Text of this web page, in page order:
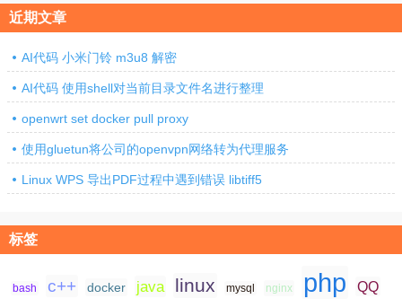
近期文章
AI代码 小米门铃 m3u8 解密
AI代码 使用shell对当前目录文件名进行整理
openwrt set docker pull proxy
使用gluetun将公司的openvpn网络转为代理服务
Linux WPS 导出PDF过程中遇到错误 libtiff5
标签
bash c++ docker java linux mysql nginx php QQ